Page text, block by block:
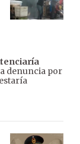
denuncia por